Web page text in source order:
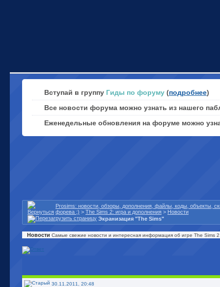
Вступай в группу Гиды по форуму (подробнее)
Все новости форума можно узнать из нашего
Еженедельные обновления на форуме можно
Prosims: новости, обзоры, дополнения, файлы, коды, объекты,
форева ;) > The Sims 2: игра и дополнения > Новости
Экранизация "The Sims"
Новости Самые свежие новости и интересная информация об игре The Sims
30.11.2011, 20:48